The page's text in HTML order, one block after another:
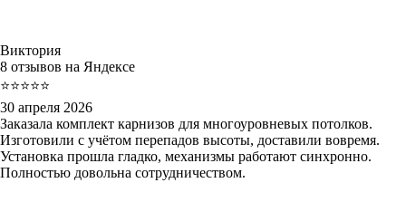
Виктория
8 отзывов на Яндексе
⭐⭐⭐⭐⭐
30 апреля 2026
Заказала комплект карнизов для многоуровневых потолков.
Изготовили с учётом перепадов высоты, доставили вовремя.
Установка прошла гладко, механизмы работают синхронно.
Полностью довольна сотрудничеством.